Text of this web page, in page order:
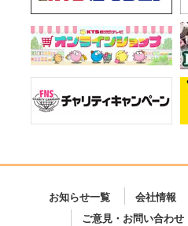
お知らせ一覧 会社情報
ご意見・お問い合わせ